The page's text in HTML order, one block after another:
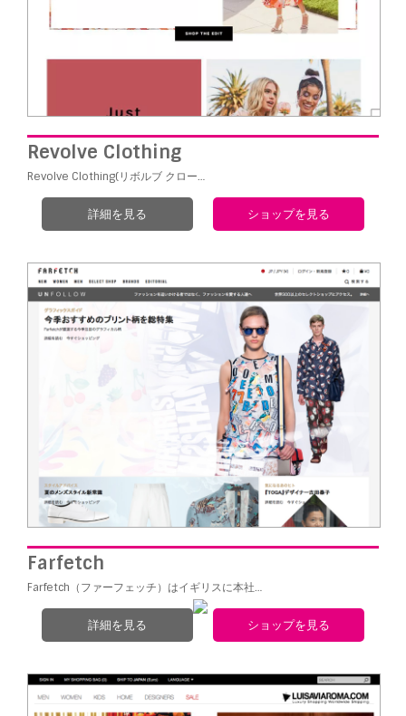
Revolve Clothing
Revolve Clothing(リボルブ クロー…
詳細を見る ショップを見る
Farfetch
Farfetch（ファーフェッチ）はイギリスに本社…
詳細を見る ショップを見る